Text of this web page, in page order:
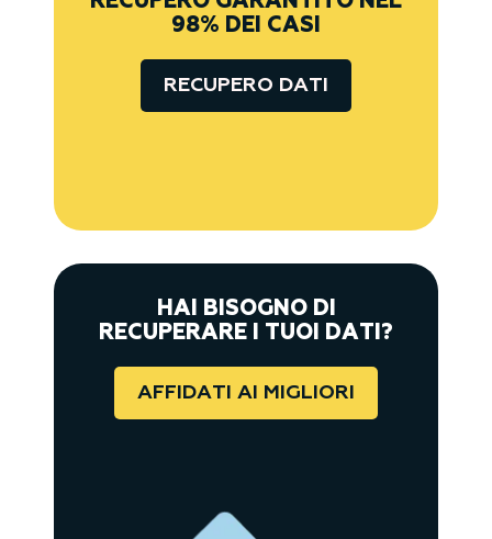
98% DEI CASI
RECUPERO DATI
HAI BISOGNO DI
RECUPERARE I TUOI DATI?
AFFIDATI AI MIGLIORI